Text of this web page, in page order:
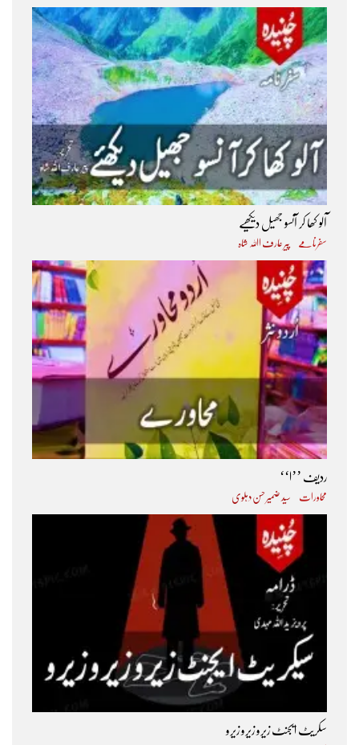
آلو کھا کر آنسو جھیل دیکھیے
سفرنامے پیر عارف اﷲ شاہ
ردیف ’’ا‘‘
محاورات سید ضمیر حسن دہلوی
سکریٹ ایجنٹ زیرو زیرو زیرو